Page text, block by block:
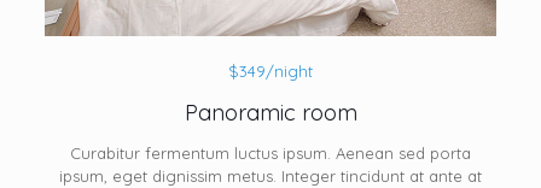
$349/night
Panoramic room
Curabitur fermentum luctus ipsum. Aenean sed porta
ipsum, eget dignissim metus. Integer tincidunt at ante at